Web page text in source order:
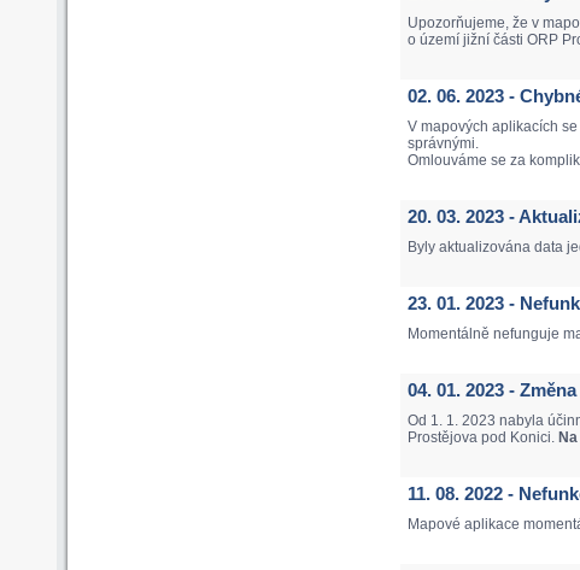
Upozorňujeme, že v
o území jižní části ORP
02. 06. 2023 -
V mapových aplikacích
správnými.
Omlouváme se za
20. 03. 2023 -
Byly aktualizována data
23. 01. 2023 -
Momentálně nefunguje
04. 01. 2023 -
Od 1. 1. 2023 nabyla
Prostějova pod Konici.
11. 08. 2022 -
Mapové aplikace